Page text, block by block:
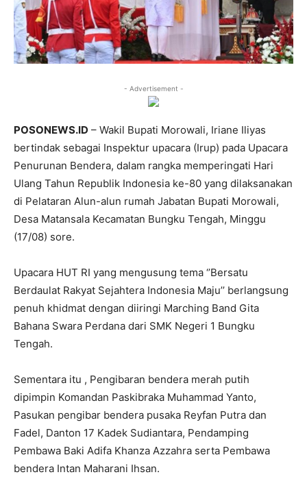
- Advertisement -
POSONEWS.ID – Wakil Bupati Morowali, Iriane Iliyas
bertindak sebagai Inspektur upacara (Irup) pada Upacara
Penurunan Bendera, dalam rangka memperingati Hari
Ulang Tahun Republik Indonesia ke-80 yang dilaksanakan
di Pelataran Alun-alun rumah Jabatan Bupati Morowali,
Desa Matansala Kecamatan Bungku Tengah, Minggu
(17/08) sore.
Upacara HUT RI yang mengusung tema ‘’Bersatu
Berdaulat Rakyat Sejahtera Indonesia Maju’’ berlangsung
penuh khidmat dengan diiringi Marching Band Gita
Bahana Swara Perdana dari SMK Negeri 1 Bungku
Tengah.
Sementara itu , Pengibaran bendera merah putih
dipimpin Komandan Paskibraka Muhammad Yanto,
Pasukan pengibar bendera pusaka Reyfan Putra dan
Fadel, Danton 17 Kadek Sudiantara, Pendamping
Pembawa Baki Adifa Khanza Azzahra serta Pembawa
bendera Intan Maharani Ihsan.